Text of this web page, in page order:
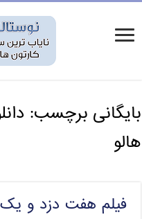
بایگانی برچسب:
هالو
فیلم هفت دزد و یک